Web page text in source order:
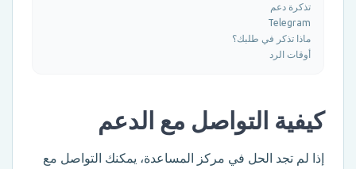
تذكرة دعم
Telegram
ماذا تذكر في طلبك؟
أوقات الرد
كيفية التواصل مع الدعم
إذا لم تجد الحل في مركز المساعدة، يمكنك التواصل مع